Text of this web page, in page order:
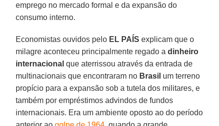
emprego no mercado formal e da expansão do
consumo interno.
Economistas ouvidos pelo EL PAÍS explicam que o
milagre aconteceu principalmente regado adinheiro
internacional que aterrissou através da entrada de
multinacionais que encontraram no Brasil um terreno
propício para a expansão sob a tutela dos militares, e
também por empréstimos advindos de fundos
internacionais. Era um ambiente oposto ao do período